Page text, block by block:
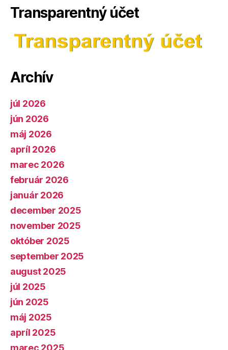
Transparentný účet
Archív
júl 2026
jún 2026
máj 2026
apríl 2026
marec 2026
február 2026
január 2026
december 2025
november 2025
október 2025
september 2025
august 2025
júl 2025
jún 2025
máj 2025
apríl 2025
marec 2025